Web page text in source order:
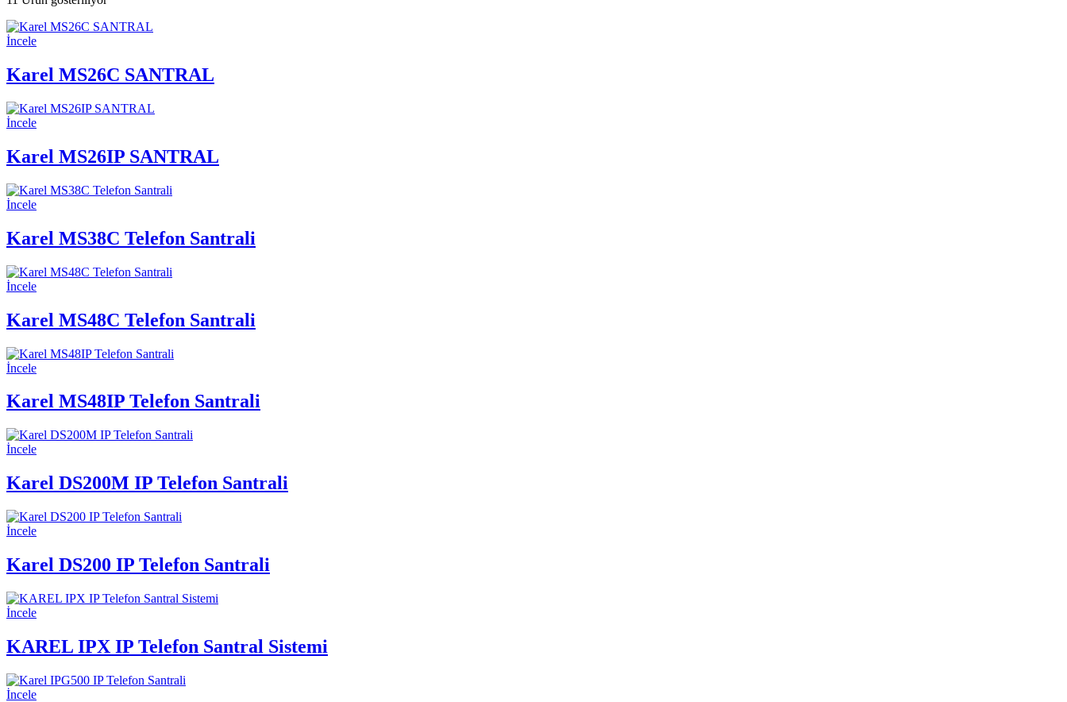
İncele
Karel MS26C SANTRAL
İncele
Karel MS26IP SANTRAL
İncele
Karel MS38C Telefon Santrali
İncele
Karel MS48C Telefon Santrali
İncele
Karel MS48IP Telefon Santrali
İncele
Karel DS200M IP Telefon Santrali
İncele
Karel DS200 IP Telefon Santrali
İncele
KAREL IPX IP Telefon Santral Sistemi
İncele